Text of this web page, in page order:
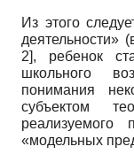
Из этого
деятельности»
2], ребенок
школьного
понимания
субъектом
реализуемого
«модельных